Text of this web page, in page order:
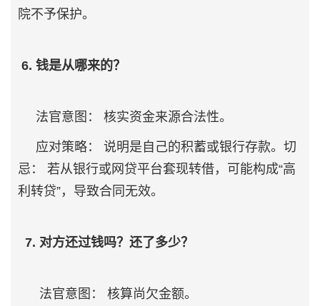
院不予保护。
6. 钱是从哪来的？
法官意图： 核实资金来源合法性。
应对策略： 说明是自己的积蓄或银行存款。切
忌： 若从银行或网贷平台套现转借，可能构成“高
利转贷”，导致合同无效。
7. 对方还过钱吗？还了多少？
法官意图： 核算尚欠金额。